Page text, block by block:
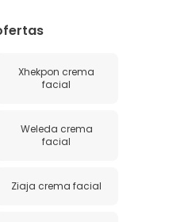
Xhekpon crema
facial
Weleda crema
facial
Ziaja crema facial